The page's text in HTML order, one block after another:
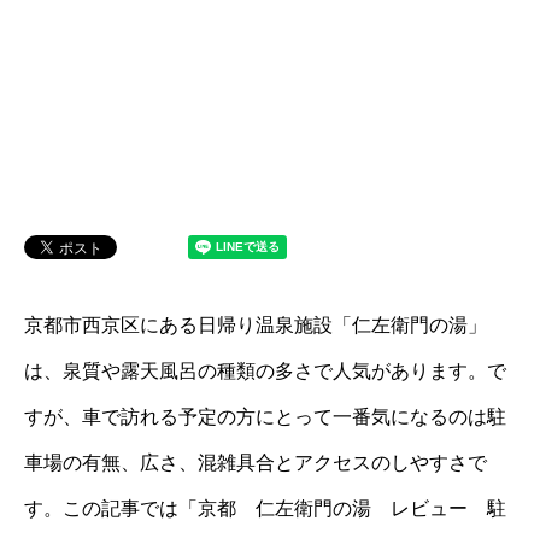
京都市西京区にある日帰り温泉施設「仁左衛門の湯」
は、泉質や露天風呂の種類の多さで人気があります。で
すが、車で訪れる予定の方にとって一番気になるのは駐
車場の有無、広さ、混雑具合とアクセスのしやすさで
す。この記事では「京都 仁左衛門の湯 レビュー 駐